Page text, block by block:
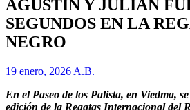
AGUSTÍN Y JULIÁN
SEGUNDOS EN LA
NEGRO
19 enero, 2026 A.B.
En el Paseo de los Palista, en Viedma,
edición de la Regatas Internacional del